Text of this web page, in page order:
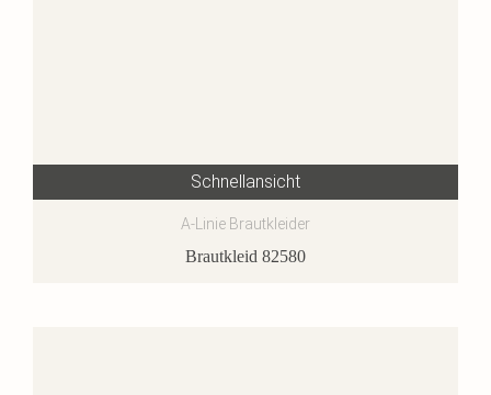
Schnellansicht
A-Linie Brautkleider
Brautkleid 82580